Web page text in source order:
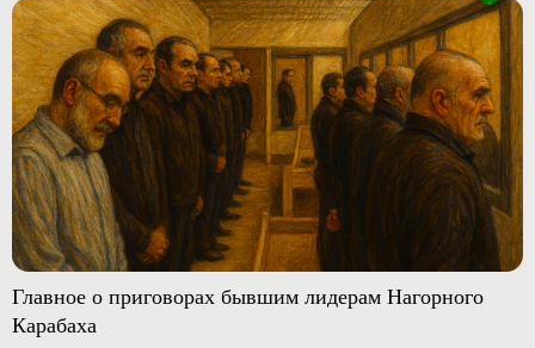
Главное о приговорах бывшим лидерам Нагорного
Карабаха